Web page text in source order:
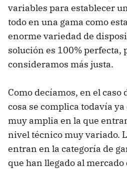
variables para establecer
todo en una gama como
enorme variedad de
solución es 100% perfecta,
consideramos más justa.
Como decíamos, en el caso
cosa se complica todavía
muy amplia en la que
nivel técnico muy variado.
entran en la categoría de
que han llegado al mercado